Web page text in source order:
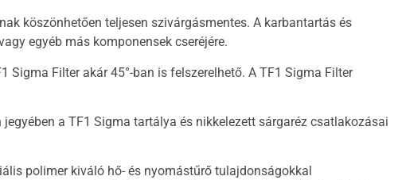
köszönhetően teljesen szivárgásmentes. A karbantartás és
egyéb más komponensek cseréjére.
Sigma Filter akár 45°-ban is felszerelhető. A TF1 Sigma Filter
a TF1 Sigma tartálya és nikkelezett sárgaréz csatlakozásai
polimer kiváló hő- és nyomástűrő tulajdonságokkal